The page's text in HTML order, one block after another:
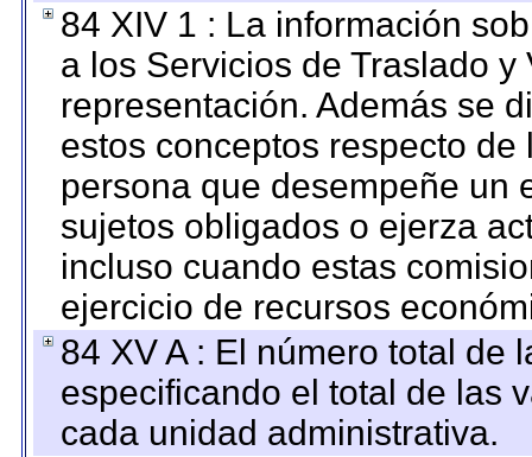
84 XIV 1 : La información
a los Servicios de Traslado
representación. Además se
estos conceptos respecto
persona que desempeñe un
sujetos obligados o ejerza
incluso cuando estas
ejercicio de recursos
84 XV A : El número total de
especificando el total de las
cada unidad administrativa.